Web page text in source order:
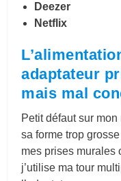
Deezer
Netflix
adaptateur
mais mal
Petit défaut sur
sa forme trop
mes prises murales
j’utilise ma tour